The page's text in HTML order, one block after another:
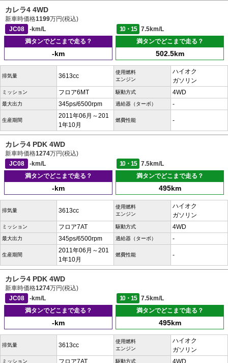
カレラ4 4WD
新車時価格1199万円(税込)
JC08
-km/L 10・15
7.5km/L
満タンでどこまで走る？
-km
満タンでどこまで走る？
502.5km
排気量 3613cc
使用燃料
エンジン
ハイオク
ガソリン
ミッション フロア6MT 駆動方式 4WD
最大出力 345ps/6500rpm 過給器（ターボ） -
生産期間
2011年06月～201
1年10月
燃費性能 -
カレラ4 PDK 4WD
新車時価格1274万円(税込)
JC08
-km/L 10・15
7.5km/L
満タンでどこまで走る？
-km
満タンでどこまで走る？
495km
排気量 3613cc
使用燃料
エンジン
ハイオク
ガソリン
ミッション フロア7AT 駆動方式 4WD
最大出力 345ps/6500rpm 過給器（ターボ） -
生産期間
2011年06月～201
1年10月
燃費性能 -
カレラ4 PDK 4WD
新車時価格1274万円(税込)
JC08
-km/L 10・15
7.5km/L
満タンでどこまで走る？
-km
満タンでどこまで走る？
495km
排気量 3613cc
使用燃料
エンジン
ハイオク
ガソリン
ミッション 駆動方式